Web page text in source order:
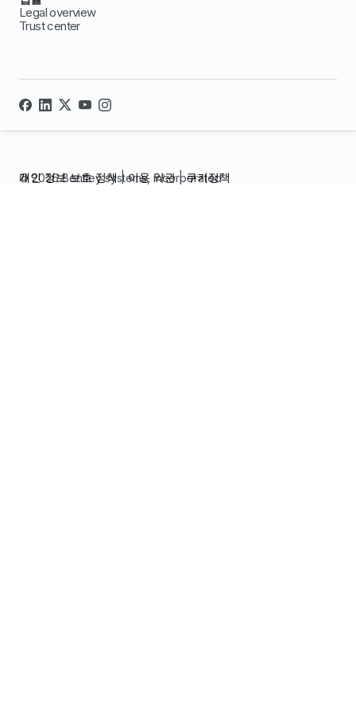
Legal overview
Trust center
© 2026 Bentley systems, incorporated
개인 정보 보호 정책|이용 약관|쿠키정책